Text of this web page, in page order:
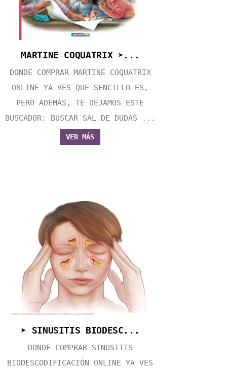
MARTINE COQUATRIX ➤...
DONDE COMPRAR MARTINE COQUATRIX
ONLINE YA VES QUE SENCILLO ES,
PERO ADEMÁS, TE DEJAMOS ESTE
BUSCADOR: BUSCAR SAL DE DUDAS ...
VER MÁS
➤ SINUSITIS BIODESC...
DONDE COMPRAR SINUSITIS
BIODESCODIFICACIÓN ONLINE YA VES